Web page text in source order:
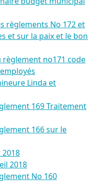
règlements No 172 et
et sur la paix et le bon
no171 code
Linda et
169 Traitement
166 sur le
2018
No 160